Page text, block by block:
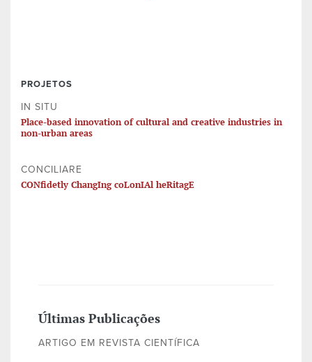
PROJETOS
IN SITU
Place-based innovation of cultural and creative industries in
non-urban areas
CONCILIARE
CONfidetly ChangIng coLonIAl heRitagE
Últimas Publicações
ARTIGO EM REVISTA CIENTÍFICA